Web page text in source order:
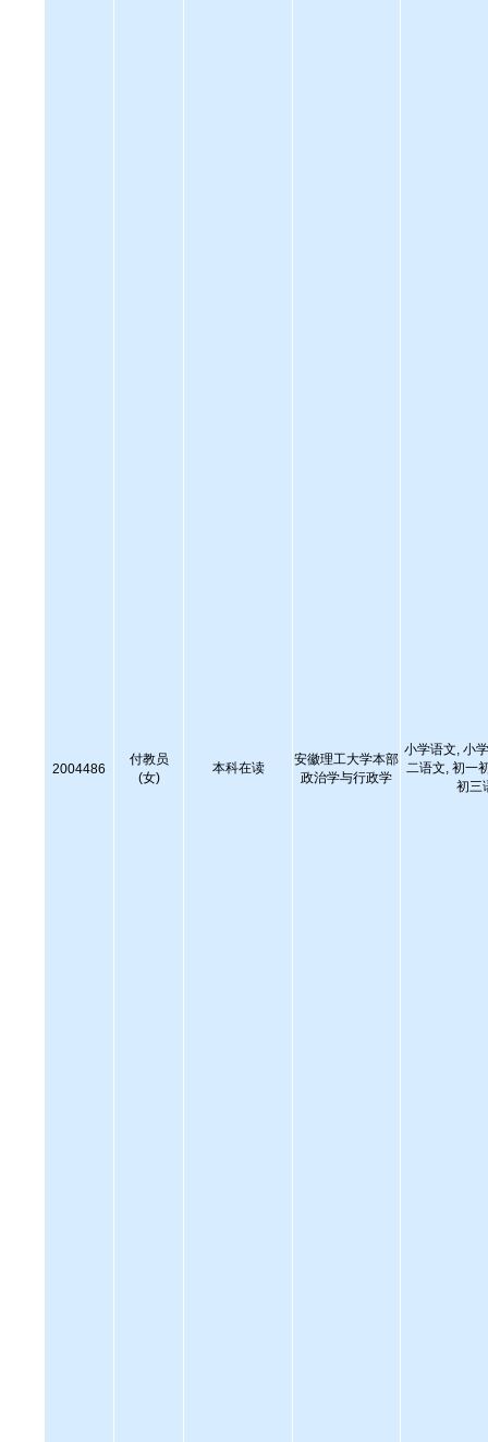
2004486
付教员
(女)
本科在读
安徽理工大学本部
政治学与行政学
小学语文, 小
二语文, 初一
初三